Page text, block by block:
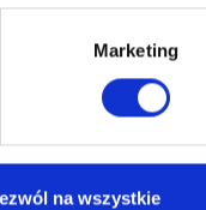
Marketing
na wszystkie